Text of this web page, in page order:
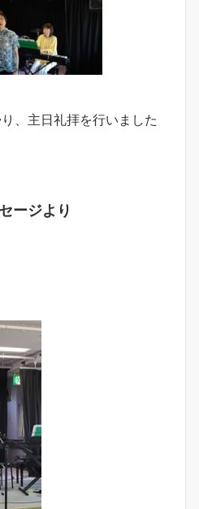
、主日礼拝を行いました
ージより